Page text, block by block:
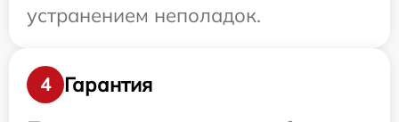
устранением неполадок.
4
Гарантия